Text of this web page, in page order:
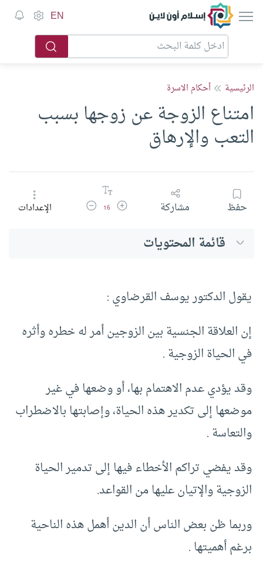
إسلام أون لاين EN
الرئيسية أحكام الاسرة
امتناع الزوجة عن زوجها بسبب
التعب والإرهاق
حفظ مشاركة زيادة حجم الخط
16 تقليل حجم الخطالإعدادات
قائمة المحتويات
يقول الدكتور يوسف القرضاوي :
إن العلاقة الجنسية بين الزوجين أمر له خطره وأثره
في الحياة الزوجية .
وقد يؤدي عدم الاهتمام بها، أو وضعها في غير
موضعها إلى تكدير هذه الحياة، وإصابتها بالاضطراب
والتعاسة .
وقد يفضي تراكم الأخطاء فيها إلى تدمير الحياة
الزوجية والإتيان عليها من القواعد.
وربما ظن بعض الناس أن الدين أهمل هذه الناحية
برغم أهميتها .